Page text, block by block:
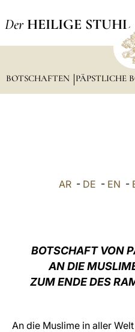
Der HEILIGE STUHL
BOTSCHAFTEN PÄPSTLICHE
AR - DE - EN -
BOTSCHAFT VON
AN DIE
ZUM ENDE DES
An die Muslime in aller Welt